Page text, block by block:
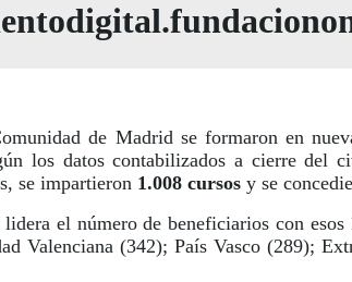
de Madrid se formaron en
los datos contabilizados a cierre del
se impartieron 1.008 cursos y se
el número de beneficiarios con
Valenciana (342); País Vasco (289);